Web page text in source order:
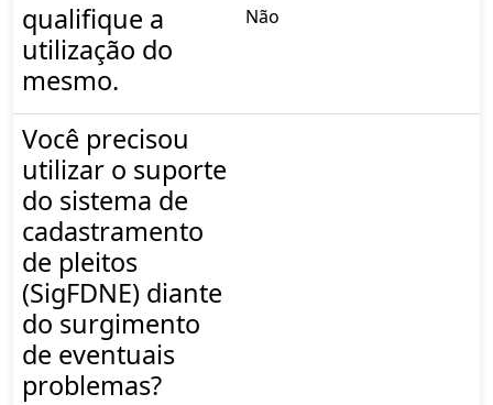
qualifique a
utilização do
mesmo.
Não
Você precisou
utilizar o suporte
do sistema de
cadastramento
de pleitos
(SigFDNE) diante
do surgimento
de eventuais
problemas?